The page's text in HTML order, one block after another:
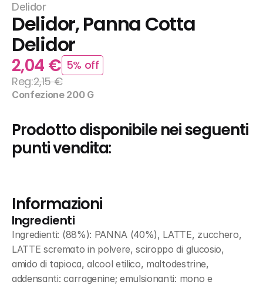
Delidor
Delidor, Panna Cotta
Delidor
2,04 € 5% off
Reg:2,15 €
Confezione 200 G
Prodotto disponibile nei seguenti
punti vendita:
Informazioni
Ingredienti
Ingredienti: (88%): PANNA (40%), LATTE, zucchero,
LATTE scremato in polvere, sciroppo di glucosio,
amido di tapioca, alcool etilico, maltodestrine,
addensanti: carragenine; emulsionanti: mono e